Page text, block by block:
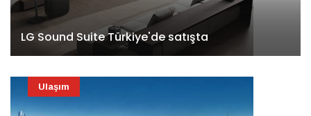
LG Sound Suite Türkiye'de satışta
Ulaşım